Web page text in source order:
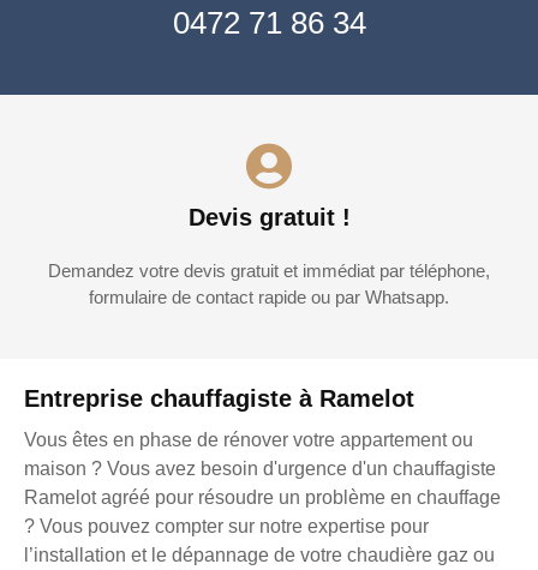
Entreprise chauffagiste à Ramelot
Vous êtes en phase de rénover votre appartement ou
maison ? Vous avez besoin d'urgence d'un chauffagiste
Ramelot agréé pour résoudre un problème en chauffage
? Vous pouvez compter sur notre expertise pour
l’installation et le dépannage de votre chaudière gaz ou
0472 71 86 34
Devis gratuit !
Demandez votre devis gratuit et immédiat par téléphone,
formulaire de contact rapide ou par Whatsapp.